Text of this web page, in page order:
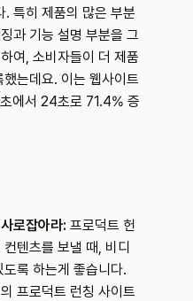
. 특히 제품의 많은 부분
과 기능 설명 부분을 그
여, 소비자들이 더 제품
는데요. 이는 웹사이트
에서 24초로 71.4% 증
로잡아라: 프로덕트 헌
텐츠를 보낼 때, 비디
록 하는게 좋습니다.
프로덕트 런칭 사이트